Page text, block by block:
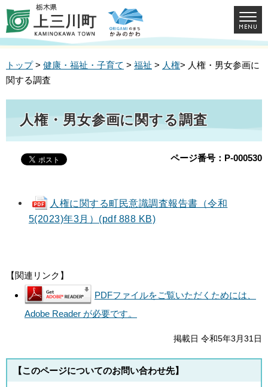
トップ> 健康・福祉・子育て > 福祉 > 人権> 人権・男女参画に
関する調査
人権・男女参画に関する調査
ページ番号：P-000530
人権に関する町民意識調査報告書（令和
5(2023)年3月）(pdf 888 KB)
【関連リンク】
PDFファイルをご覧いただくためには、
Adobe Reader が必要です。
掲載日 令和5年3月31日
【このページについてのお問い合わせ先】